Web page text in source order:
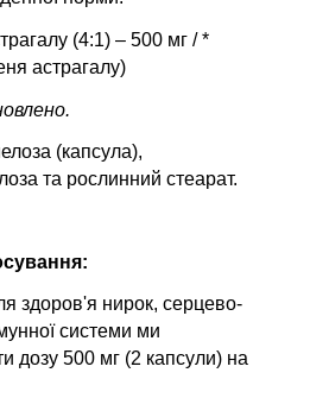
(4:1) – 500 мг / *
астрагалу)
(капсула),
та рослинний стеарат.
здоров'я нирок, серцево-
системи ми
дозу 500 мг (2 капсули) на